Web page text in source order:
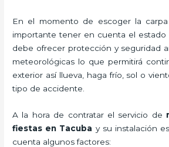
En el momento de escoger la
importante tener en cuenta el estado
debe ofrecer protección y seguridad
meteorológicas lo que permitirá
exterior así llueva, haga frío, sol o
tipo de accidente.
A la hora de contratar el servicio de
fiestas en Tacuba y su instalación
cuenta algunos factores: